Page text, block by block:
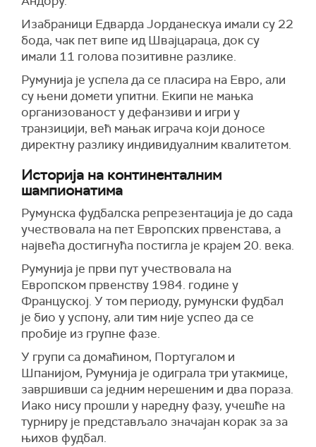
Изабраници Едварда Јорданескуа имали су 22
бода, чак пет випе ид Швајцараца, док су
имали 11 голова позитивне разлике.
Румунија је успела да се пласира на Евро, али
су њени домети упитни. Екипи не мањка
организованост у дефанзиви и игри у
транзицији, већ мањак играча који доносе
директну разлику индивидуалним квалитетом.
Историја на континенталним
шампионатима
Румунска фудбалска репрезентација је до сада
учествовала на пет Европских првенстава, а
највећа достигнућа постигла је крајем 20. века.
Румунија је први пут учествовала на
Европском првенству 1984. године у
Француској. У том периоду, румунски фудбал
је био у успону, али тим није успео да се
пробије из групне фазе.
У групи са домаћином, Португалом и
Шпанијом, Румунија је одиграла три утакмице,
завршивши са једним нерешеним и два пораза.
Иако нису прошли у наредну фазу, учешће на
турниру је представљало значајан корак за за
њихов фудбал.